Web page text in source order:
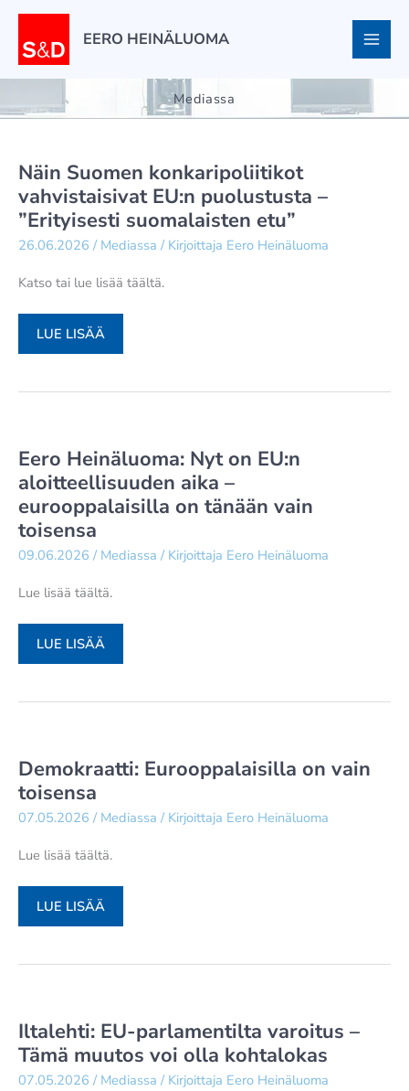
Siirry
EERO HEINÄLUOMA
Mediassa
Näin Suomen konkaripoliitikot
vahvistaisivat EU:n puolustusta –
”Erityisesti suomalaisten etu”
26.06.2026 / Mediassa / Kirjoittaja Eero Heinäluoma
Katso tai lue lisää täältä.
NÄIN
SUOMEN
VAHVISTAISIVAT
–
”ERITYISESTI
SUOMALAISTEN
ETU”
LUE LISÄÄ
Eero Heinäluoma: Nyt on EU:n
aloitteellisuuden aika –
eurooppalaisilla on tänään vain
toisensa
09.06.2026 / Mediassa / Kirjoittaja Eero Heinäluoma
Lue lisää täältä.
EERO
HEINÄLUOMA:
ON
AIKA
–
EUROOPPALAISILLA
TÄNÄÄN
VAIN
TOISENSA
LUE LISÄÄ
Demokraatti: Eurooppalaisilla on vain
toisensa
07.05.2026 / Mediassa / Kirjoittaja Eero Heinäluoma
Lue lisää täältä.
DEMOKRAATTI:
EUROOPPALAISILLA
VAIN
LUE LISÄÄ
Iltalehti: EU-parlamentilta varoitus –
Tämä muutos voi olla kohtalokas
07.05.2026 / Mediassa / Kirjoittaja Eero Heinäluoma